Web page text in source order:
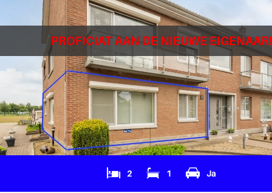
PROFICIAT AAN DE NIEUWE EIGENAAR!
2 1 Ja